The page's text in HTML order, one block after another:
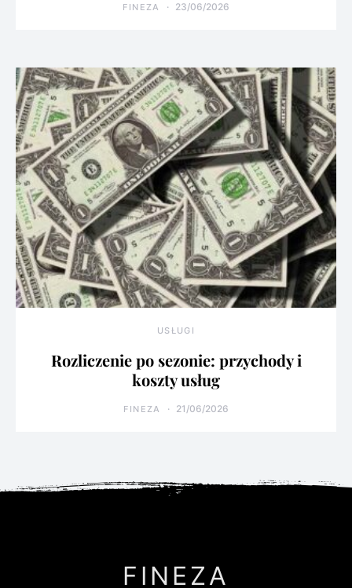
FINEZA 23/06/2026
USŁUGI
Rozliczenie po sezonie: przychody i
koszty usług
FINEZA 21/06/2026
FINEZA